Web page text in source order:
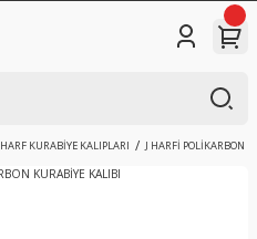
HARF KURABİYE KALIPLARI J HARFİ POLİKARBON